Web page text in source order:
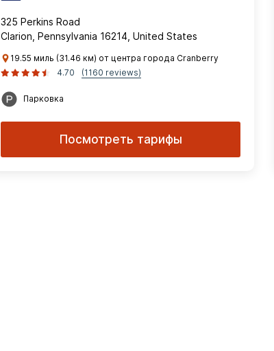
325 Perkins Road
Clarion, Pennsylvania 16214, United States
19.55 миль (31.46 км) от центра города Cranberry
4.70
(1160 reviews)
Парковка
Посмотреть тарифы